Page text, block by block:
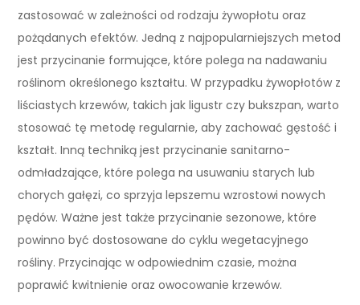
zastosować w zależności od rodzaju żywopłotu oraz
pożądanych efektów. Jedną z najpopularniejszych metod
jest przycinanie formujące, które polega na nadawaniu
roślinom określonego kształtu. W przypadku żywopłotów z
liściastych krzewów, takich jak ligustr czy bukszpan, warto
stosować tę metodę regularnie, aby zachować gęstość i
kształt. Inną techniką jest przycinanie sanitarno-
odmładzające, które polega na usuwaniu starych lub
chorych gałęzi, co sprzyja lepszemu wzrostowi nowych
pędów. Ważne jest także przycinanie sezonowe, które
powinno być dostosowane do cyklu wegetacyjnego
rośliny. Przycinając w odpowiednim czasie, można
poprawić kwitnienie oraz owocowanie krzewów.